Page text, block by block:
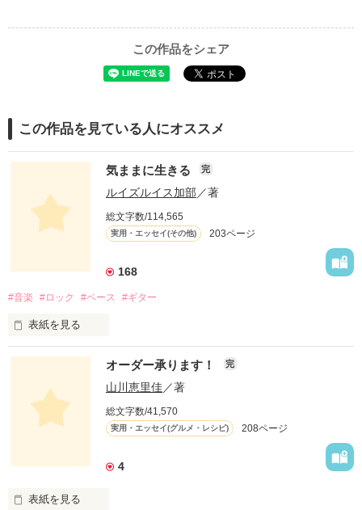
この作品をシェア
この作品を見ている人にオススメ
気ままに生きる 完
ルイズルイス加部 ／著
総文字数/114,565
実用・エッセイ(その他) 203ページ
168
#音楽 #ロック #ベース #ギター
表紙を見る
どういうふうに生きるとかはあまり考えていなかったよ。
自分が楽しいこと、好きなことだけやってきたね。
この物語は自分の体験をもとに綴ったフィクションです。
オーダー承ります！ 完
山川恵里佳／著
総文字数/41,570
実用・エッセイ(グルメ・レシピ) 208ページ
4
表紙を見る